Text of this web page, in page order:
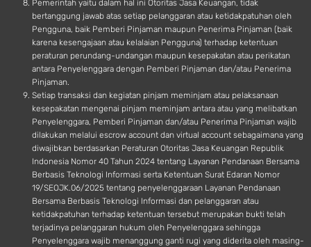
Pemerintah yaitu dalam hal ini Otoritas Jasa Keuangan, tidak
bertanggung jawab atas setiap pelanggaran atau ketidakpatuhan oleh
Pengguna, baik Pemberi Pinjaman maupun Penerima Pinjaman (baik
karena kesengajaan atau kelalaian Pengguna) terhadap ketentuan
peraturan perundang-undangan maupun kesepakatan atau perikatan
antara Penyelenggara dengan Pemberi Pinjaman dan/atau Penerima
Pinjaman.
Setiap transaksi dan kegiatan pinjam meminjam atau pelaksanaan
kesepakatan mengenai pinjam meminjam antara atau yang melibatkan
Penyelenggara, Pemberi Pinjaman dan/atau Penerima Pinjaman wajib
dilakukan melalui escrow account dan virtual account sebagaimana yang
diwajibkan berdasarkan Peraturan Otoritas Jasa Keuangan Republik
Indonesia Nomor 40 Tahun 2024 tentang Layanan Pendanaan Bersama
Berbasis Teknologi Informasi serta Ketentuan Surat Edaran Nomor
19/SEOJK.06/2025 tentang penyelenggaraan Layanan Pendanaan
Bersama Berbasis Teknologi Informasi dan pelanggaran atau
ketidakpatuhan terhadap ketentuan tersebut merupakan bukti telah
terjadinya pelanggaran hukum oleh Penyelenggara sehingga
Penyelenggara wajib menanggung ganti rugi yang diderita oleh masing-